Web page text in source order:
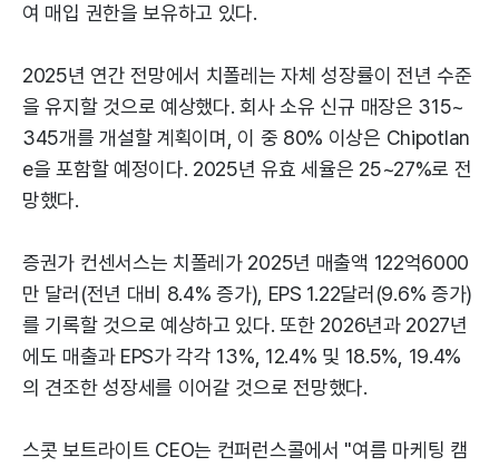
여 매입 권한을 보유하고 있다.
2025년 연간 전망에서 치폴레는 자체 성장률이 전년 수준
을 유지할 것으로 예상했다. 회사 소유 신규 매장은 315~
345개를 개설할 계획이며, 이 중 80% 이상은 Chipotlan
e을 포함할 예정이다. 2025년 유효 세율은 25~27%로 전
망했다.
증권가 컨센서스는 치폴레가 2025년 매출액 122억6000
만 달러(전년 대비 8.4% 증가), EPS 1.22달러(9.6% 증가)
를 기록할 것으로 예상하고 있다. 또한 2026년과 2027년
에도 매출과 EPS가 각각 13%, 12.4% 및 18.5%, 19.4%
의 견조한 성장세를 이어갈 것으로 전망했다.
스콧 보트라이트 CEO는 컨퍼런스콜에서 "여름 마케팅 캠